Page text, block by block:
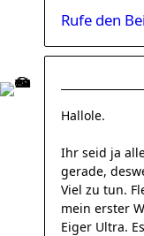
Rufe den
Hallole.
Ihr seid ja
gerade,
Viel zu tun.
mein erster
Eiger Ultra.